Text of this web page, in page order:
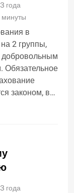
3 года
минуты
в
2 группы,
Обязательное
законом, в…
3 года